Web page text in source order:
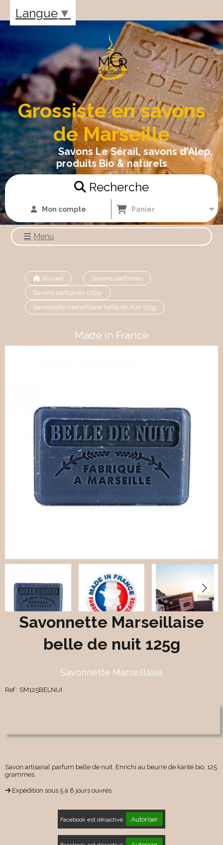
Grossiste en savons
de Marseille
Savons Le Sérail, savons d'Alep,
produits Bio & naturels
Recherche
Mon compte Panier
Menu
Accueil
Savons parfumés
Savons parfumés 125gr
Savonnette Marseillaise belle de nuit 125g
Made in France
Savonnette Marseillaise
belle de nuit 125g
Savonnette Marseillaise
Ref : SM125BELNUI
Savon artisanal parfum belle de nuit. Enrichi au beurre de karité bio. 125
grammes
Expédition sous 5 à 8 jours ouvrés
Facebook est désactivé. Autoriser
Langue ▼